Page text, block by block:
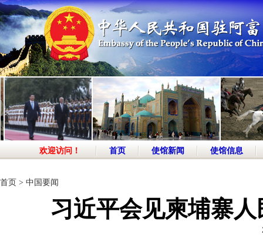
欢迎访问！ 首页 使馆新闻 使馆信息
首页 > 中国要闻
习近平会见柬埔寨